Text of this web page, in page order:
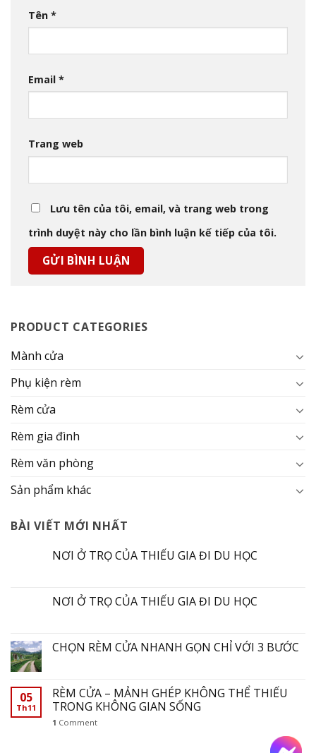
Tên *
Email *
Trang web
Lưu tên của tôi, email, và trang web trong
trình duyệt này cho lần bình luận kế tiếp của tôi.
PRODUCT CATEGORIES
Mành cửa
Phụ kiện rèm
Rèm cửa
Rèm gia đình
Rèm văn phòng
Sản phẩm khác
BÀI VIẾT MỚI NHẤT
NƠI Ở TRỌ CỦA THIẾU GIA ĐI DU HỌC
NƠI Ở TRỌ CỦA THIẾU GIA ĐI DU HỌC
CHỌN RÈM CỬA NHANH GỌN CHỈ VỚI 3 BƯỚC
05
Th11
RÈM CỬA – MẢNH GHÉP KHÔNG THỂ THIẾU
TRONG KHÔNG GIAN SỐNG
1 Comment